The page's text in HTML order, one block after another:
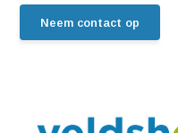
Neem contact op